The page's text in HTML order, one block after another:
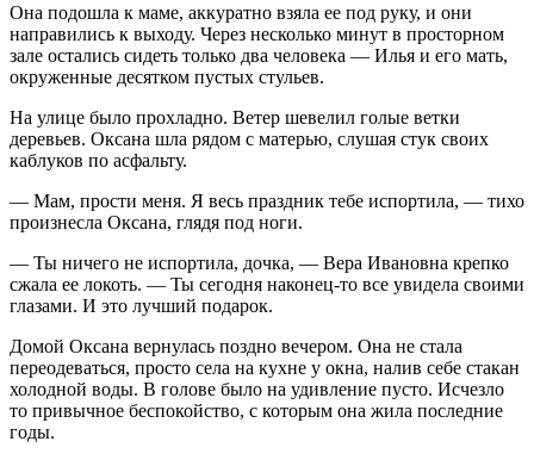
Она подошла к маме, аккуратно взяла ее под руку, и они
направились к выходу. Через несколько минут в просторном
зале остались сидеть только два человека — Илья и его мать,
окруженные десятком пустых стульев.
На улице было прохладно. Ветер шевелил голые ветки
деревьев. Оксана шла рядом с матерью, слушая стук своих
каблуков по асфальту.
— Мам, прости меня. Я весь праздник тебе испортила, — тихо
произнесла Оксана, глядя под ноги.
— Ты ничего не испортила, дочка, — Вера Ивановна крепко
сжала ее локоть. — Ты сегодня наконец-то все увидела своими
глазами. И это лучший подарок.
Домой Оксана вернулась поздно вечером. Она не стала
переодеваться, просто села на кухне у окна, налив себе стакан
холодной воды. В голове было на удивление пусто. Исчезло
то привычное беспокойство, с которым она жила последние
годы.